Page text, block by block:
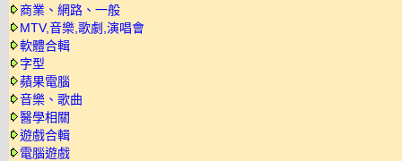
商業、網路、一般
MTV,音樂,歌劇,演唱會
軟體合輯
字型
蘋果電腦
音樂、歌曲
醫學相關
遊戲合輯
電腦遊戲